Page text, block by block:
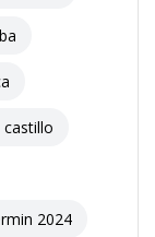
castillo
2024